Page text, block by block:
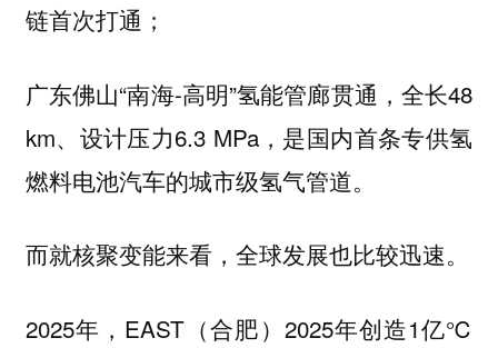
链首次打通；
广东佛山“南海-高明”氢能管廊贯通，全长48
km、设计压力6.3 MPa，是国内首条专供氢
燃料电池汽车的城市级氢气管道。
而就核聚变能来看，全球发展也比较迅速。
2025年，EAST（合肥）2025年创造1亿℃